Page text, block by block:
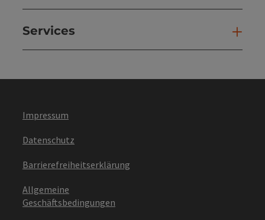
Services
Impressum
Datenschutz
Barrierefreiheitserklärung
Allgemeine
Geschäftsbedingungen